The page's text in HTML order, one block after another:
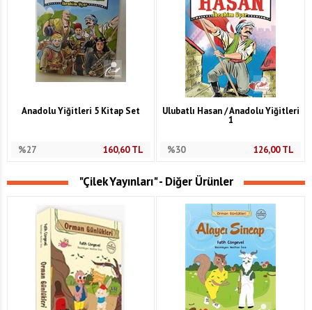
Anadolu Yiğitleri 5 Kitap Set
%27 160,60TL
Ulubatlı Hasan / Anadolu Yiğitleri
1
%30 126,00TL
"Çilek Yayınları" - Diğer Ürünler